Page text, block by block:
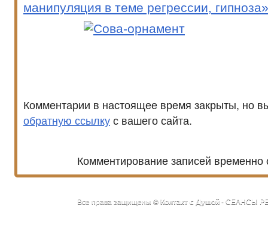
манипуляция в теме регрессии, гипноза»
Комментарии в настоящее время закрыты, но
обратную ссылку с вашего сайта.
Комментирование записей временно
Все права защищены ©Контакт с Душой- СЕАНСЫ